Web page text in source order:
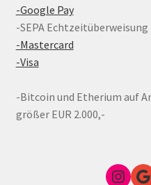
-Google Pay
-SEPA Echtzeitüberweisung
-Mastercard
-Visa
-Bitcoin und Etherium auf
größer EUR 2.000,-
Google